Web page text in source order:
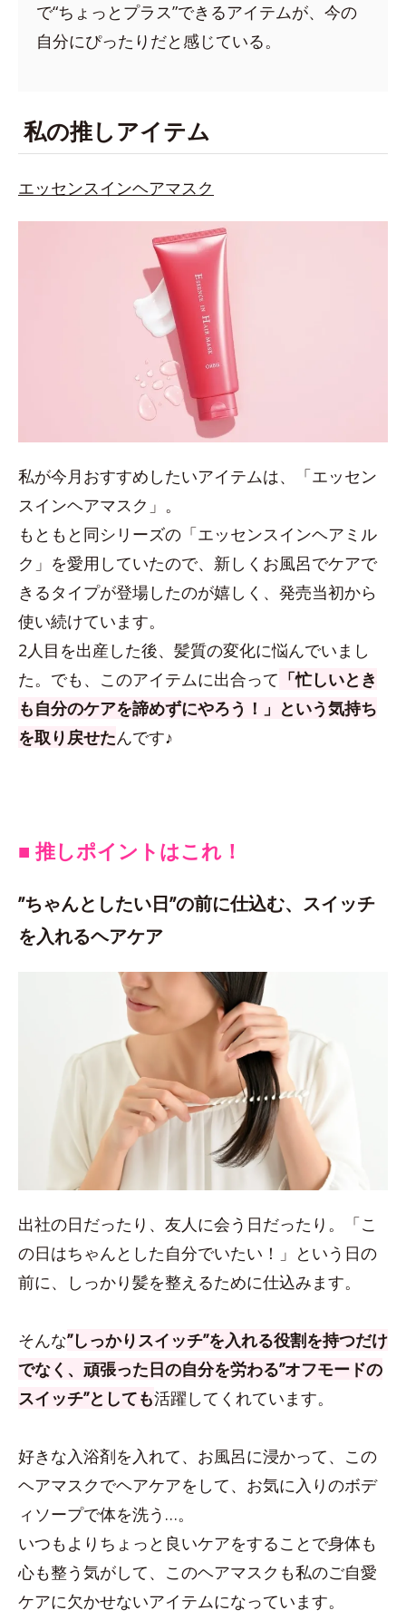
で“ちょっとプラス”できるアイテムが、今の
自分にぴったりだと感じている。
私の推しアイテム
エッセンスインヘアマスク
私が今月おすすめしたいアイテムは、「エッセン
スインヘアマスク」。
もともと同シリーズの「エッセンスインヘアミル
ク」を愛用していたので、新しくお風呂でケアで
きるタイプが登場したのが嬉しく、発売当初から
使い続けています。
2人目を出産した後、髪質の変化に悩んでいまし
た。でも、このアイテムに出合って 「忙しいとき
も自分のケアを諦めずにやろう！」という気持ち
を取り戻せたんです♪
■ 推しポイントはこれ！
”ちゃんとしたい日”の前に仕込む、スイッチ
を入れるヘアケア
出社の日だったり、友人に会う日だったり。「こ
の日はちゃんとした自分でいたい！」という日の
前に、しっかり髪を整えるために仕込みます。
そんな”しっかりスイッチ”を入れる役割を持つだけ
でなく、頑張った日の自分を労わる”オフモードの
スイッチ”としても活躍してくれています。
好きな入浴剤を入れて、お風呂に浸かって、この
ヘアマスクでヘアケアをして、お気に入りのボデ
ィソープで体を洗う…。
いつもよりちょっと良いケアをすることで身体も
心も整う気がして、このヘアマスクも私のご自愛
ケアに欠かせないアイテムになっています。